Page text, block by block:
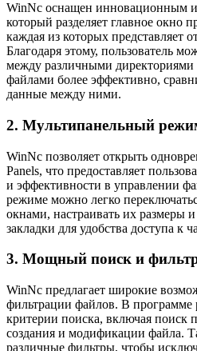
WinNc оснащен инновационным
который разделяет главное окно
каждая из которых представляет
Благодаря этому, пользователь
между различными
файлами более эффективно,
данные между ними.
2. Мультипанельный
WinNc позволяет открыть
Panels, что предоставляет
и эффективности в управлении
режиме можно легко
окнами, настраивать их размеры
закладки для удобства доступа к
3. Мощный поиск и
WinNc предлагает широкие
фильтрации файлов. В программе
критерии поиска, включая поиск
создания и модификации файла.
различные фильтры, чтобы